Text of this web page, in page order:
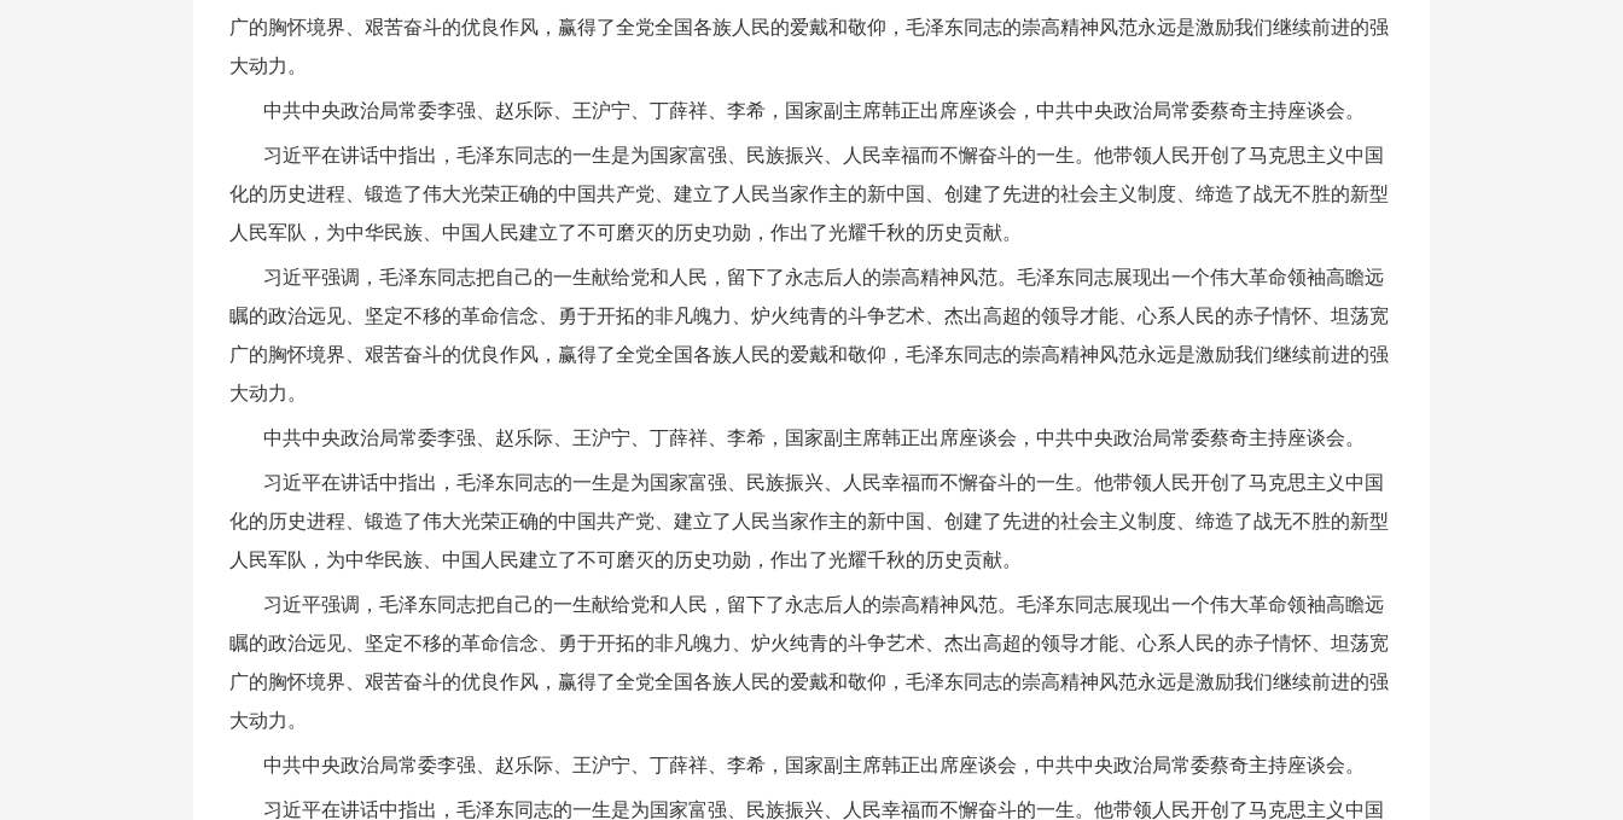
广的胸怀境界、艰苦奋斗的优良作风，赢得了全党全国各族人民的爱戴和敬仰，毛泽东同志的崇高精神风范永远是激励我们继续前进的强
大动力。
中共中央政治局常委李强、赵乐际、王沪宁、丁薛祥、李希，国家副主席韩正出席座谈会，中共中央政治局常委蔡奇主持座谈会。
习近平在讲话中指出，毛泽东同志的一生是为国家富强、民族振兴、人民幸福而不懈奋斗的一生。他带领人民开创了马克思主义中国
化的历史进程、锻造了伟大光荣正确的中国共产党、建立了人民当家作主的新中国、创建了先进的社会主义制度、缔造了战无不胜的新型
人民军队，为中华民族、中国人民建立了不可磨灭的历史功勋，作出了光耀千秋的历史贡献。
习近平强调，毛泽东同志把自己的一生献给党和人民，留下了永志后人的崇高精神风范。毛泽东同志展现出一个伟大革命领袖高瞻远
瞩的政治远见、坚定不移的革命信念、勇于开拓的非凡魄力、炉火纯青的斗争艺术、杰出高超的领导才能、心系人民的赤子情怀、坦荡宽
广的胸怀境界、艰苦奋斗的优良作风，赢得了全党全国各族人民的爱戴和敬仰，毛泽东同志的崇高精神风范永远是激励我们继续前进的强
大动力。
中共中央政治局常委李强、赵乐际、王沪宁、丁薛祥、李希，国家副主席韩正出席座谈会，中共中央政治局常委蔡奇主持座谈会。
习近平在讲话中指出，毛泽东同志的一生是为国家富强、民族振兴、人民幸福而不懈奋斗的一生。他带领人民开创了马克思主义中国
化的历史进程、锻造了伟大光荣正确的中国共产党、建立了人民当家作主的新中国、创建了先进的社会主义制度、缔造了战无不胜的新型
人民军队，为中华民族、中国人民建立了不可磨灭的历史功勋，作出了光耀千秋的历史贡献。
习近平强调，毛泽东同志把自己的一生献给党和人民，留下了永志后人的崇高精神风范。毛泽东同志展现出一个伟大革命领袖高瞻远
瞩的政治远见、坚定不移的革命信念、勇于开拓的非凡魄力、炉火纯青的斗争艺术、杰出高超的领导才能、心系人民的赤子情怀、坦荡宽
广的胸怀境界、艰苦奋斗的优良作风，赢得了全党全国各族人民的爱戴和敬仰，毛泽东同志的崇高精神风范永远是激励我们继续前进的强
大动力。
中共中央政治局常委李强、赵乐际、王沪宁、丁薛祥、李希，国家副主席韩正出席座谈会，中共中央政治局常委蔡奇主持座谈会。
习近平在讲话中指出，毛泽东同志的一生是为国家富强、民族振兴、人民幸福而不懈奋斗的一生。他带领人民开创了马克思主义中国